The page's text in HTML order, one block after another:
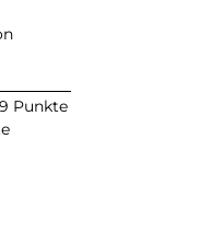
Punkte